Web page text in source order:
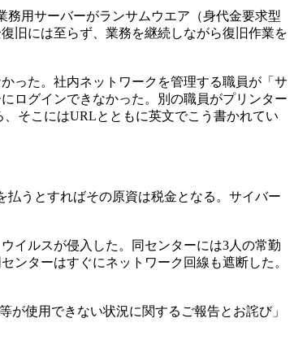
用サーバーがランサムウエア（身代金要求型
旧には至らず、業務を継続しながら復旧作業を
った。社内ネットワークを管理する職員が「サ
ログインできなかった。別の職員がプリンター
そこにはURLとともに英文でこう書かれてい
うとすればその原資は税金となる。サイバー
イルスが侵入した。同センターには3人の常勤
ンターはすぐにネットワーク回線も遮断した。
使用できない状況に関するご報告とお詫び」